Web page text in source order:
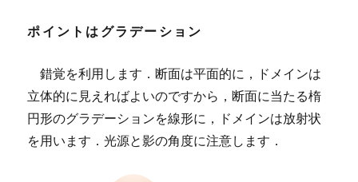
ポイントはグラデーション
錯覚を利用します．断面は平面的に，ドメインは
立体的に見えればよいのですから，断面に当たる楕
円形のグラデーションを線形に，ドメインは放射状
を用います．光源と影の角度に注意します．